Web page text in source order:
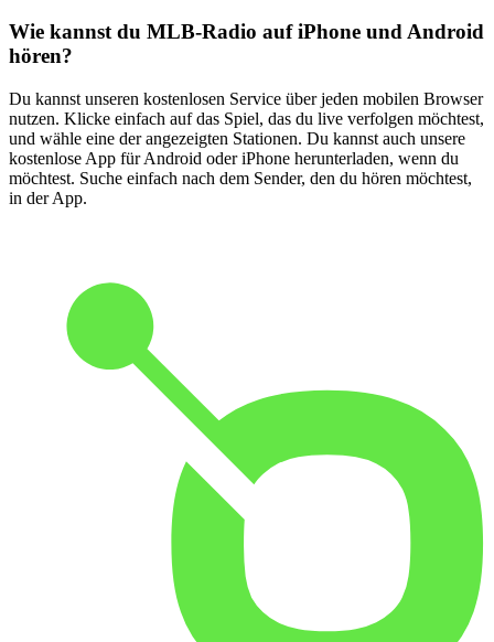
Wie kannst du MLB-Radio auf iPhone und Android
hören?
Du kannst unseren kostenlosen Service über jeden mobilen Browser
nutzen. Klicke einfach auf das Spiel, das du live verfolgen möchtest,
und wähle eine der angezeigten Stationen. Du kannst auch unsere
kostenlose App für Android oder iPhone herunterladen, wenn du
möchtest. Suche einfach nach dem Sender, den du hören möchtest,
in der App.